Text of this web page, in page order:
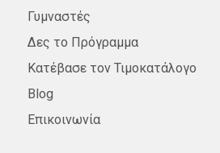
Γυμναστές
Δες το Πρόγραμμα
Κατέβασε τον Τιμοκατάλογο
Blog
Επικοινωνία